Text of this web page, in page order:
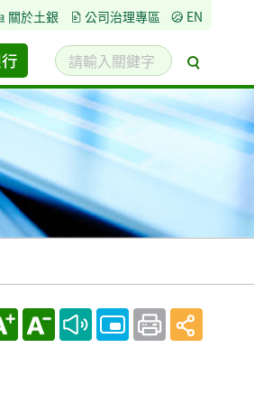
關於土銀 公司治理專區 EN
請
輸
入
關
鍵
搜
尋